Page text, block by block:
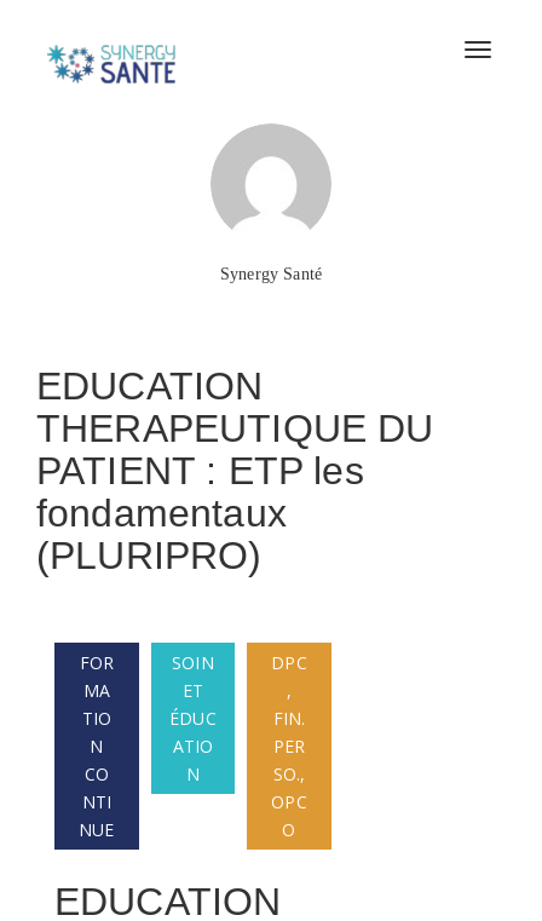
Toggle
Synergy Santé
EDUCATION
THERAPEUTIQUE DU
PATIENT : ETP les
fondamentaux
(PLURIPRO)
FOR
MA
TIO
N
CO
NTI
NUE
SOIN
ET
ÉDUC
ATIO
N
DPC
,
FIN.
PER
SO.,
OPC
O
EDUCATION